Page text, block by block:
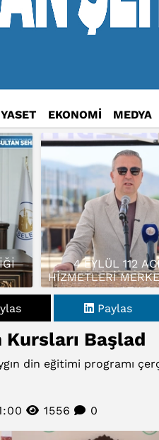
EKONOMİ MEDYA
4 EYLÜL 112
HİZMETLERİ
Paylas
Kursları Başlad
din eğitimi programı
1556 0